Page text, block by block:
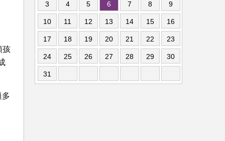
孩
多
3 4 5 6 7 8 9
10 11 12 13 14 15 16
17 18 19 20 21 22 23
24 25 26 27 28 29 30
31